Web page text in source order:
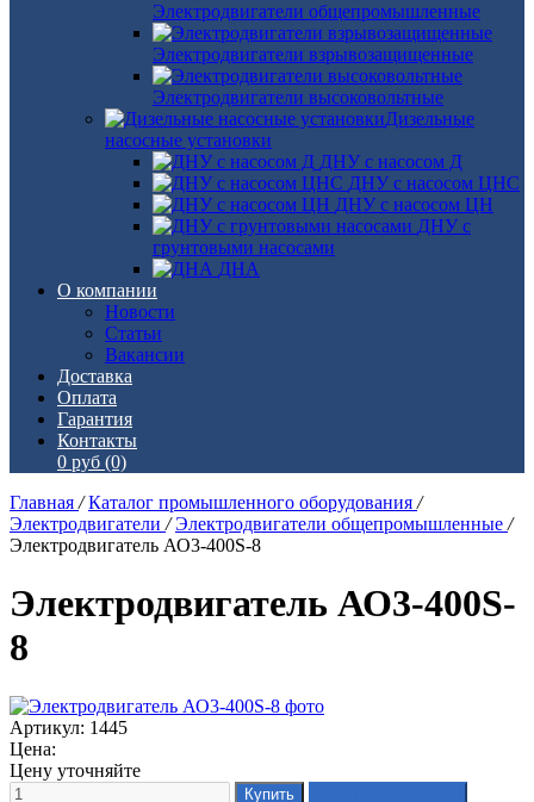
Электродвигатели общепромышленные
Электродвигатели взрывозащищенные
Электродвигатели высоковольтные
Дизельные
насосные установки
ДНУ с насосом Д
ДНУ с насосом ЦНС
ДНУ с насосом ЦН
ДНУ с
грунтовыми насосами
ДНА
О компании
Новости
Статьи
Вакансии
Доставка
Оплата
Гарантия
Контакты
0 руб (0)
Главная / Каталог промышленного оборудования /
Электродвигатели / Электродвигатели общепромышленные /
Электродвигатель АО3-400S-8
Электродвигатель АО3-400S-
8
Артикул: 1445
Цена:
Цену уточняйте